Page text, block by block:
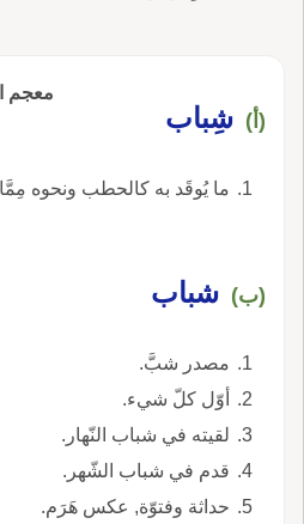
معجم
(أ) شِباب
ما يُوقَد به كالحطب ونحوه مِمَّا
(ب) شباب
مصدر شبَّ.
أوّل كلّ شيء.
لقيته في شباب النّهار.
قدم في شباب الشّهر.
حداثة وفتوّة, عكس هَرَم.